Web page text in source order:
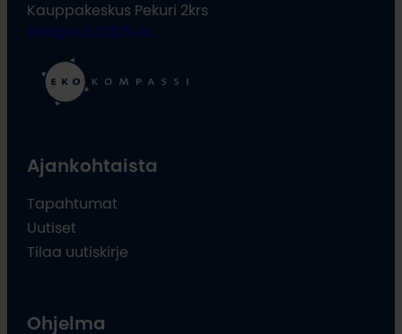
Kauppakeskus Pekuri 2krs
info@oulu2026.eu
Ajankohtaista
Tapahtumat
Uutiset
Tilaa uutiskirje
Ohjelma